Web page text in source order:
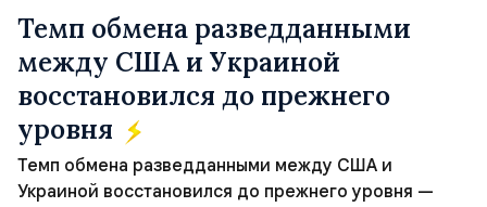
Темп обмена разведданными
между США и Украиной
восстановился до прежнего
уровня
Темп обмена разведданными между США и
Украиной восстановился до прежнего уровня —